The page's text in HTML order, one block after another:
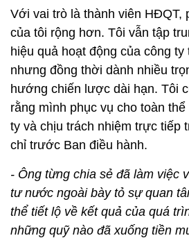
Với vai trò là thành viên HĐQT,
của tôi rộng hơn. Tôi vẫn tập
hiệu quả hoạt động của công ty
nhưng đồng thời dành nhiều
hướng chiến lược dài hạn. Tôi
rằng mình phục vụ cho toàn
ty và chịu trách nhiệm trực tiếp
chỉ trước Ban điều hành.
- Ông từng chia sẻ đã làm việc
tư nước ngoài bày tỏ sự quan
thể tiết lộ về kết quả của quá
những quỹ nào đã xuống tiền